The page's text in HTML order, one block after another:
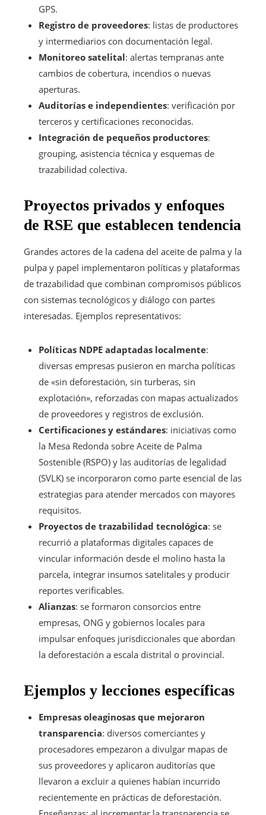
GPS.
Registro de proveedores: listas de productores
y intermediarios con documentación legal.
Monitoreo satelital: alertas tempranas ante
cambios de cobertura, incendios o nuevas
aperturas.
Auditorías e independientes: verificación por
terceros y certificaciones reconocidas.
Integración de pequeños productores:
grouping, asistencia técnica y esquemas de
trazabilidad colectiva.
Proyectos privados y enfoques
de RSE que establecen tendencia
Grandes actores de la cadena del aceite de palma y la
pulpa y papel implementaron políticas y plataformas
de trazabilidad que combinan compromisos públicos
con sistemas tecnológicos y diálogo con partes
interesadas. Ejemplos representativos:
Políticas NDPE adaptadas localmente:
diversas empresas pusieron en marcha políticas
de «sin deforestación, sin turberas, sin
explotación», reforzadas con mapas actualizados
de proveedores y registros de exclusión.
Certificaciones y estándares: iniciativas como
la Mesa Redonda sobre Aceite de Palma
Sostenible (RSPO) y las auditorías de legalidad
(SVLK) se incorporaron como parte esencial de las
estrategias para atender mercados con mayores
requisitos.
Proyectos de trazabilidad tecnológica: se
recurrió a plataformas digitales capaces de
vincular información desde el molino hasta la
parcela, integrar insumos satelitales y producir
reportes verificables.
Alianzas: se formaron consorcios entre
empresas, ONG y gobiernos locales para
impulsar enfoques jurisdiccionales que abordan
la deforestación a escala distrital o provincial.
Ejemplos y lecciones específicas
Empresas oleaginosas que mejoraron
transparencia: diversos comerciantes y
procesadores empezaron a divulgar mapas de
sus proveedores y aplicaron auditorías que
llevaron a excluir a quienes habían incurrido
recientemente en prácticas de deforestación.